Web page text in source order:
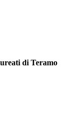
di Teramo